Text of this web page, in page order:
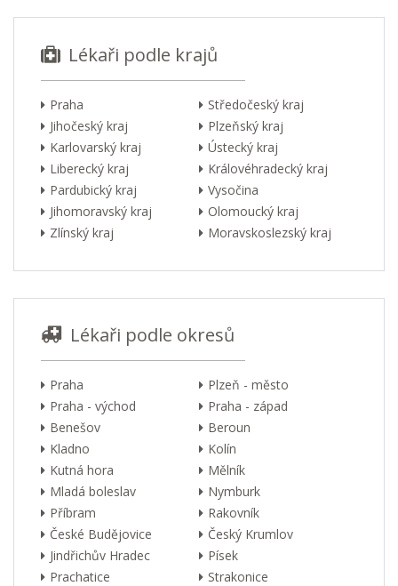
Lékaři podle krajů
Praha
Středočeský kraj
Jihočeský kraj
Plzeňský kraj
Karlovarský kraj
Ústecký kraj
Liberecký kraj
Královéhradecký kraj
Pardubický kraj
Vysočina
Jihomoravský kraj
Olomoucký kraj
Zlínský kraj
Moravskoslezský kraj
Lékaři podle okresů
Praha
Plzeň - město
Praha - východ
Praha - západ
Benešov
Beroun
Kladno
Kolín
Kutná hora
Mělník
Mladá boleslav
Nymburk
Příbram
Rakovník
České Budějovice
Český Krumlov
Jindřichův Hradec
Písek
Prachatice
Strakonice